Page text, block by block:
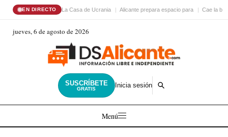
EN DIRECTO La Casa de Ucrania Alicante prepara espacio para Cae la
jueves, 6 de agosto de 2026
SUSCRÍBETE
GRATIS Inicia sesión
Menú